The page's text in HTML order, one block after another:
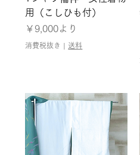
用（こしひも付）
￥9,000より
セール価格
消費税抜き | 送料